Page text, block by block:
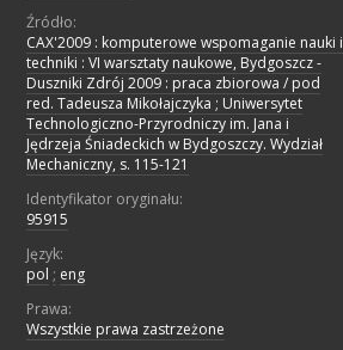
Źródło:
CAX'2009 : komputerowe wspomaganie nauki i
techniki : VI warsztaty naukowe, Bydgoszcz -
Duszniki Zdrój 2009 : praca zbiorowa / pod
red. Tadeusza Mikołajczyka ; Uniwersytet
Technologiczno-Przyrodniczy im. Jana i
Jędrzeja Śniadeckich w Bydgoszczy. Wydział
Mechaniczny, s. 115-121
Identyfikator oryginału:
95915
Język:
pol ; eng
Prawa:
Wszystkie prawa zastrzeżone